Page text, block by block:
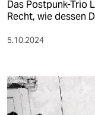
Das Postpunk-Trio
Recht, wie dessen
5.10.2024